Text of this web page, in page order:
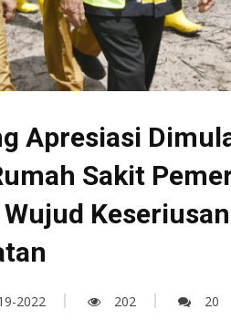
Apresiasi
Sakit
2022 202 20